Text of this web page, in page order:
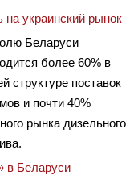
украинский рынок
Беларуси
более 60% в
структуре поставок
и почти 40%
рынка дизельного
в Беларуси